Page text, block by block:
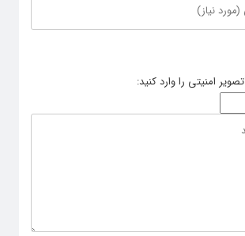
تصویر امنیتی را وارد کنید: